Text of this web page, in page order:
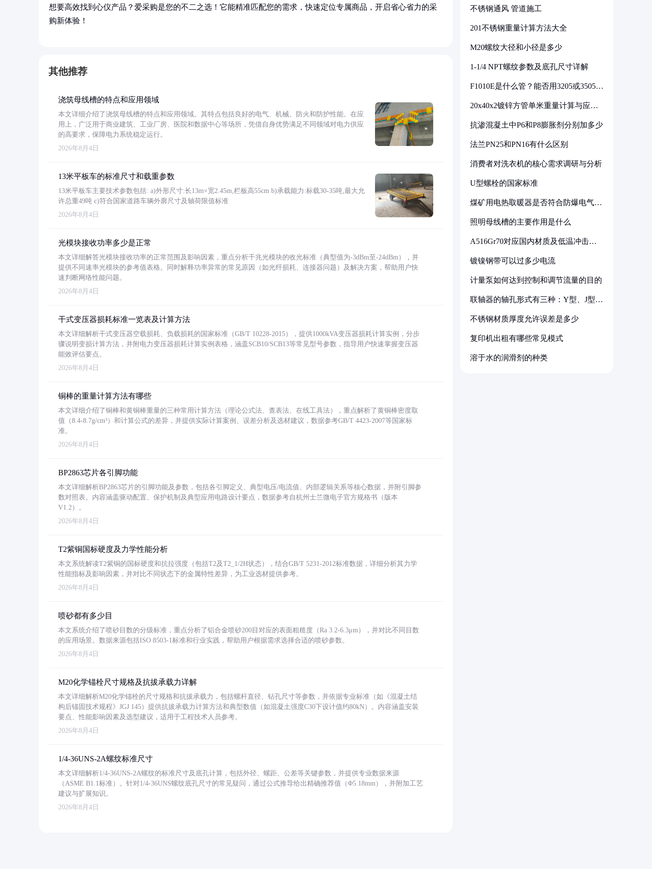
想要高效找到心仪产品？爱采购是您的不二之选！它能精准匹配您的需求，快速定位专属商品，开启省心省力的采
购新体验！
其他推荐
浇筑母线槽的特点和应用领域
本文详细介绍了浇筑母线槽的特点和应用领域。其特点包括良好的电气、机械、防火和防护性能。在应
用上，广泛用于商业建筑、工业厂房、医院和数据中心等场所，凭借自身优势满足不同领域对电力供应
的高要求，保障电力系统稳定运行。
2026年8月4日
13米平板车的标准尺寸和载重参数
13米平板车主要技术参数包括: a)外形尺寸:长13m×宽2.45m,栏板高55cm b)承载能力:标载30-35吨,最大允
许总重49吨 c)符合国家道路车辆外廓尺寸及轴荷限值标准
2026年8月4日
光模块接收功率多少是正常
本文详细解答光模块接收功率的正常范围及影响因素，重点分析千兆光模块的收光标准（典型值为-3dBm至-24dBm），并
提供不同速率光模块的参考值表格。同时解释功率异常的常见原因（如光纤损耗、连接器问题）及解决方案，帮助用户快
速判断网络性能问题。
2026年8月4日
干式变压器损耗标准一览表及计算方法
本文详细解析干式变压器空载损耗、负载损耗的国家标准（GB/T 10228-2015），提供1000kVA变压器损耗计算实例，分步
骤说明变损计算方法，并附电力变压器损耗计算实例表格，涵盖SCB10/SCB13等常见型号参数，指导用户快速掌握变压器
能效评估要点。
2026年8月4日
铜棒的重量计算方法有哪些
本文详细介绍了铜棒和黄铜棒重量的三种常用计算方法（理论公式法、查表法、在线工具法），重点解析了黄铜棒密度取
值（8.4-8.7g/cm³）和计算公式的差异，并提供实际计算案例、误差分析及选材建议，数据参考GB/T 4423-2007等国家标
准。
2026年8月4日
BP2863芯片各引脚功能
本文详细解析BP2863芯片的引脚功能及参数，包括各引脚定义、典型电压/电流值、内部逻辑关系等核心数据，并附引脚参
数对照表。内容涵盖驱动配置、保护机制及典型应用电路设计要点，数据参考自杭州士兰微电子官方规格书（版本
V1.2）。
2026年8月4日
T2紫铜国标硬度及力学性能分析
本文系统解读T2紫铜的国标硬度和抗拉强度（包括T2及T2_1/2H状态），结合GB/T 5231-2012标准数据，详细分析其力学
性能指标及影响因素，并对比不同状态下的金属特性差异，为工业选材提供参考。
2026年8月4日
喷砂都有多少目
本文系统介绍了喷砂目数的分级标准，重点分析了铝合金喷砂200目对应的表面粗糙度（Ra 3.2-6.3μm），并对比不同目数
的应用场景。数据来源包括ISO 8503-1标准和行业实践，帮助用户根据需求选择合适的喷砂参数。
2026年8月4日
M20化学锚栓尺寸规格及抗拔承载力详解
本文详细解析M20化学锚栓的尺寸规格和抗拔承载力，包括螺杆直径、钻孔尺寸等参数，并依据专业标准（如《混凝土结
构后锚固技术规程》JGJ 145）提供抗拔承载力计算方法和典型数值（如混凝土强度C30下设计值约80kN）。内容涵盖安装
要点、性能影响因素及选型建议，适用于工程技术人员参考。
2026年8月4日
1/4-36UNS-2A螺纹标准尺寸
本文详细解析1/4-36UNS-2A螺纹的标准尺寸及底孔计算，包括外径、螺距、公差等关键参数，并提供专业数据来源
（ASME B1.1标准）。针对1/4-36UNS螺纹底孔尺寸的常见疑问，通过公式推导给出精确推荐值（Φ5.18mm），并附加工艺
建议与扩展知识。
2026年8月4日
不锈钢通风 管道施工
201不锈钢重量计算方法大全
M20螺纹大径和小径是多少
1-1/4 NPT螺纹参数及底孔尺寸详解
F1010E是什么管？能否用3205或3505代
20x40x2镀锌方管单米重量计算与应用
抗渗混凝土中P6和P8膨胀剂分别加多少
法兰PN25和PN16有什么区别
消费者对洗衣机的核心需求调研与分析
U型螺栓的国家标准
煤矿用电热取暖器是否符合防爆电气设
照明母线槽的主要作用是什么
A516Gr70对应国内材质及低温冲击要
镀镍钢带可以过多少电流
计量泵如何达到控制和调节流量的目的
联轴器的轴孔形式有三种：Y型、J型、
不锈钢材质厚度允许误差是多少
复印机出租有哪些常见模式
溶于水的润滑剂的种类